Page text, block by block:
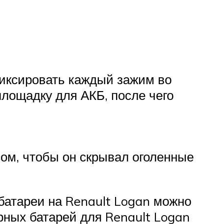
каждый зажим во
для АКБ, после чего
чтобы он скрывал оголенные
на Renault Logan можно
батарей для Renault Logan